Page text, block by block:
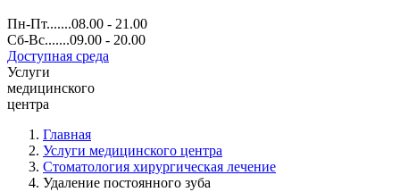
Пн-Пт.......08.00 - 21.00
Сб-Вс.......09.00 - 20.00
Доступная среда
Услуги
медицинского
центра
Главная
Услуги медицинского центра
Стоматология хирургическая лечение
Удаление постоянного зуба